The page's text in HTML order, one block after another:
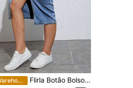
EU Warehouse Flirla Botão Bolso Dividido Zíper Simples Saia Jeans